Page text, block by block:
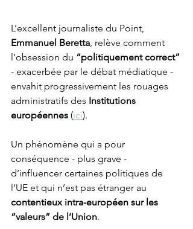
L’excellent journaliste du Point,
Emmanuel Beretta , relève comment
l’obsession du “politiquement correct”
- exacerbée par le débat médiatique -
envahit progressivement les rouages
administratifs des Institutions
européennes (ici).
Un phénomène qui a pour
conséquence - plus grave -
d’influencer certaines politiques de
l’UE et qui n’est pas étranger au
contentieux intra-européen sur les
“valeurs” de l’Union.